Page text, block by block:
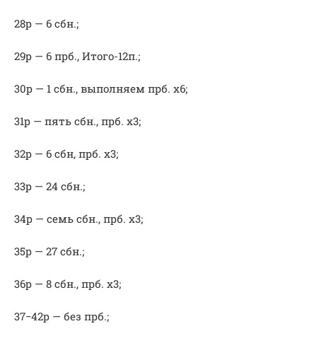
28р — 6 сбн.;
29р — 6 прб., Итого-12п.;
30р — 1 сбн., выполняем прб. х6;
31р — пять сбн., прб. х3;
32р — 6 сбн, прб. х3;
33р — 24 сбн.;
34р — семь сбн., прб. х3;
35р — 27 сбн.;
36р — 8 сбн., прб. х3;
37−42р — без прб.;